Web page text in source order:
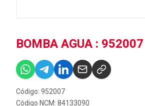
BOMBA AGUA : 952007
Código: 952007
Código NCM: 84133090